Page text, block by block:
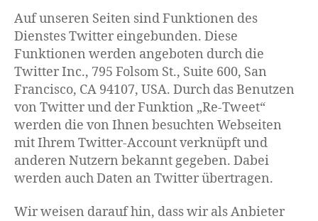
Auf unseren Seiten sind Funktionen des
Dienstes Twitter eingebunden. Diese
Funktionen werden angeboten durch die
Twitter Inc., 795 Folsom St., Suite 600, San
Francisco, CA 94107, USA. Durch das Benutzen
von Twitter und der Funktion „Re-Tweet“
werden die von Ihnen besuchten Webseiten
mit Ihrem Twitter-Account verknüpft und
anderen Nutzern bekannt gegeben. Dabei
werden auch Daten an Twitter übertragen.
Wir weisen darauf hin, dass wir als Anbieter